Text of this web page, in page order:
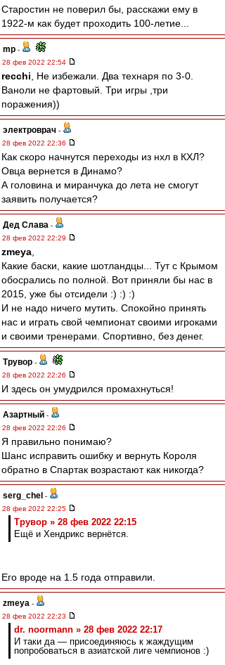
Старостин не поверил бы, расскажи ему в
1922-м как будет проходить 100-летие...
mp -
28 фев 2022 22:54
recchi , Не избежали. Два технаря по 3-0.
Ваноли не фартовый. Три игры ,три
поражения))
электроврач -
28 фев 2022 22:36
Как скоро начнутся переходы из нхл в КХЛ?
Овца вернется в Динамо?
А головина и миранчука до лета не смогут
заявить получается?
Дед Слава -
28 фев 2022 22:29
zmeya
Какие баски, какие шотландцы... Тут с Крымом
обосрались по полной. Вот приняли бы нас в
2015, уже бы отсидели :) :) :)
И не надо ничего мутить. Спокойно принять
нас и играть свой чемпионат своими игроками
и своими тренерами. Спортивно, без денег.
Трувор -
28 фев 2022 22:26
И здесь он умудрился промахнуться!
Азартный -
28 фев 2022 22:26
Я правильно понимаю?
Шанс исправить ошибку и вернуть Короля
обратно в Спартак возрастают как никогда?
serg_chel -
28 фев 2022 22:25
Трувор » 28 фев 2022 22:15
Ещё и Хендрикс вернётся.
Его вроде на 1.5 года отправили.
zmeya -
28 фев 2022 22:23
dr. noormann » 28 фев 2022 22:17
И таки да — присоединяюсь к жаждущим
попробоваться в азиатской лиге чемпионов :)